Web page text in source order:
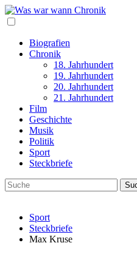
Biografien
Chronik
18. Jahrhundert
19. Jahrhundert
20. Jahrhundert
21. Jahrhundert
Film
Geschichte
Musik
Politik
Sport
Steckbriefe
Sport
Steckbriefe
Max Kruse